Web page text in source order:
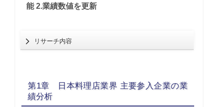
能 2.業績数値を更新
リサーチ内容
第1章 日本料理店業界 主要参入企業の業
績分析